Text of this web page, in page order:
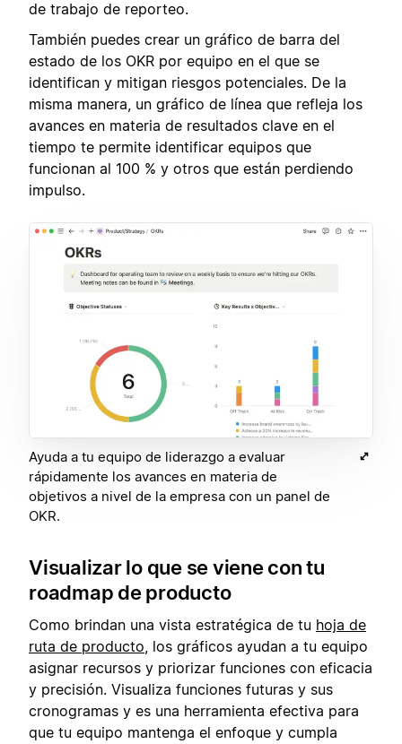
de trabajo de reporteo.
También puedes crear un gráfico de barra del
estado de los OKR por equipo en el que se
identifican y mitigan riesgos potenciales. De la
misma manera, un gráfico de línea que refleja los
avances en materia de resultados clave en el
tiempo te permite identificar equipos que
funcionan al 100 % y otros que están perdiendo
impulso.
Ayuda a tu equipo de liderazgo a evaluar
rápidamente los avances en materia de
objetivos a nivel de la empresa con un panel de
OKR.
Visualizar lo que se viene con tu
roadmap de producto
Como brindan una vista estratégica de tu hoja de
ruta de producto, los gráficos ayudan a tu equipo
asignar recursos y priorizar funciones con eficacia
y precisión. Visualiza funciones futuras y sus
cronogramas y es una herramienta efectiva para
que tu equipo mantenga el enfoque y cumpla